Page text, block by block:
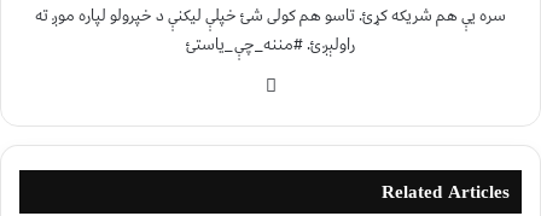
سره یې هم شریکه کړئ. تاسو هم کولی شئ خپلې لیکنې د خپرولو لپاره موږ ته
راولېږئ. #مننه_چې_یاستئ
Related Articles